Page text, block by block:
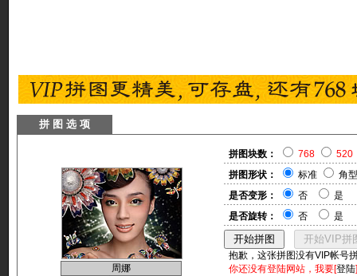
拼 图 选 项
周娜
拼图块数： 768
520
拼图形状：
标准
角型
是否变形：
否
是
是否旋转：
否 是
抱歉，这张拼图没有VIP帐号
你还没有登陆网站，我要[登陆